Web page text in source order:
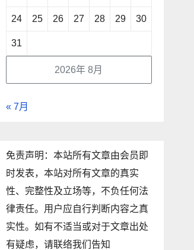
2026年 8月
24 25 26 27 28 29 30
31
« 7月
免责声明：本站所有文章由会员即
时发表，本站对所有文章的真实
性、完整性及立场等，不负任何法
律责任。用户应自行判断内容之真
实性。如有不适当或对于文章出处
有疑虑，请联络我们告知